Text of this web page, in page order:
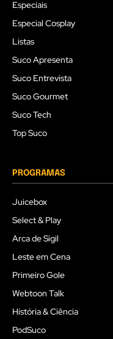
Especiais
Especial Cosplay
Listas
Suco Apresenta
Suco Entrevista
Suco Gourmet
Suco Tech
Top Suco
PROGRAMAS
Juicebox
Select & Play
Arca de Sigil
Leste em Cena
Primeiro Gole
Webtoon Talk
História & Ciência
PodSuco